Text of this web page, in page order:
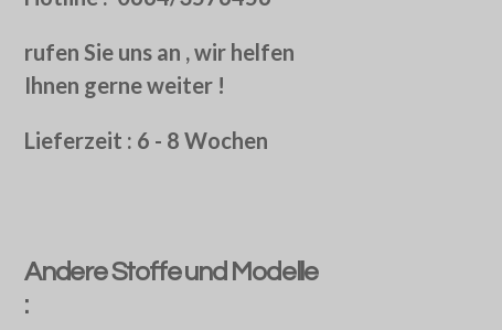
rufen Sie uns an , wir helfen
Ihnen gerne weiter !
Lieferzeit : 6 - 8 Wochen
Andere Stoffe und Modelle
: